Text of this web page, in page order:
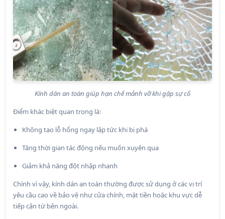
Kính dán an toàn giúp hạn chế mảnh vỡ khi gặp sự cố
Điểm khác biệt quan trọng là:
Không tạo lỗ hổng ngay lập tức khi bị phá
Tăng thời gian tác động nếu muốn xuyên qua
Giảm khả năng đột nhập nhanh
Chính vì vậy, kính dán an toàn thường được sử dụng ở các vị trí
yêu cầu cao về bảo vệ như cửa chính, mặt tiền hoặc khu vực dễ
tiếp cận từ bên ngoài.